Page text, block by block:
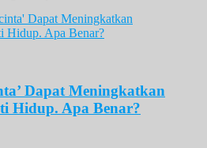
Dapat Meningkatkan
Hidup. Apa Benar?